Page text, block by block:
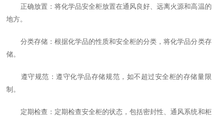
正确放置：将化学品安全柜放置在通风良好、远离火源和高温的
地方。
分类存储：根据化学品的性质和安全柜的分类，将化学品分类存
储。
遵守规范：遵守化学品存储规范，如不超过安全柜的存储量限
制。
定期检查：定期检查安全柜的状态，包括密封性、通风系统和柜